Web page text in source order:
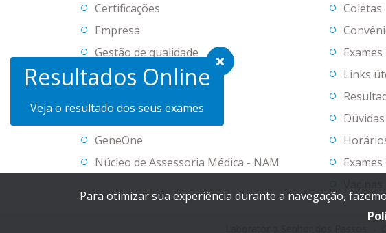
Certificações
Empresa
Gestão de qualidade
Informativos
GeneOne
Núcleo de Assessoria Médica - NAM
Coletas
Links
Para otimizar sua experiência durante a navegação,
Resultados Online
Veja o resultado dos seus exames